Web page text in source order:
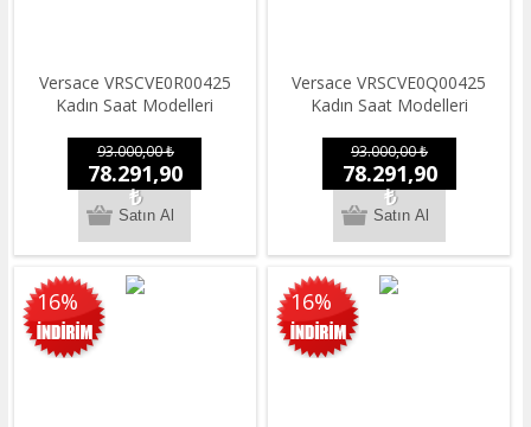
Versace VRSCVE0R00425
Kadın Saat Modelleri
93.000,00 ₺
78.291,90
₺
Versace VRSCVE0Q00425
Kadın Saat Modelleri
93.000,00 ₺
78.291,90
₺
16% 16%